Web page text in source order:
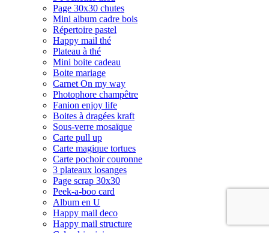
Page 30x30 chutes
Mini album cadre bois
Répertoire pastel
Happy mail thé
Plateau à thé
Mini boite cadeau
Boite mariage
Carnet On my way
Photophore champêtre
Fanion enjoy life
Boites à dragées kraft
Sous-verre mosaïque
Carte pull up
Carte magique tortues
Carte pochoir couronne
3 plateaux losanges
Page scrap 30x30
Peek-a-boo card
Album en U
Happy mail deco
Happy mail structure